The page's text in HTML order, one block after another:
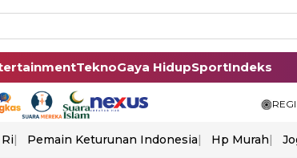
TeknoGaya HidupSportIndeks
Pemain Keturunan Indonesia Hp Murah